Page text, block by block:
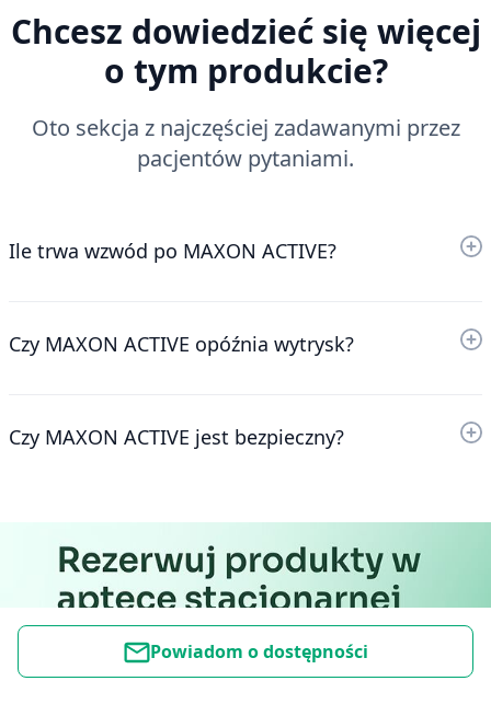
Powiadom o dostępności
Chcesz dowiedzieć się więcej
o tym produkcie?
Oto sekcja z najczęściej zadawanymi przez
pacjentów pytaniami.
Ile trwa wzwód po MAXON ACTIVE?
Czy MAXON ACTIVE opóźnia wytrysk?
Czy MAXON ACTIVE jest bezpieczny?